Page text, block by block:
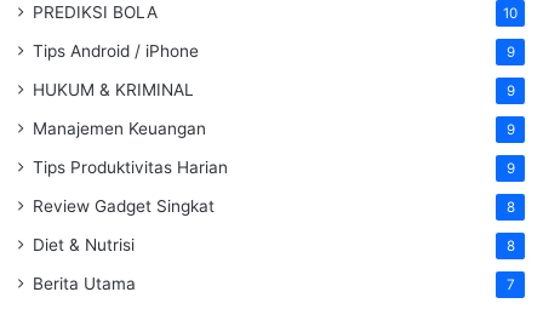
PREDIKSI BOLA 10
Tips Android / iPhone 9
HUKUM & KRIMINAL 9
Manajemen Keuangan 9
Tips Produktivitas Harian 9
Review Gadget Singkat 8
Diet & Nutrisi 8
Berita Utama 7